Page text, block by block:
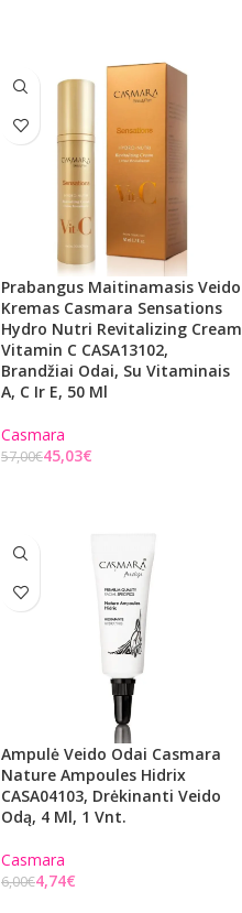
Prabangus Maitinamasis Veido
Kremas Casmara Sensations
Hydro Nutri Revitalizing Cream
Vitamin C CASA13102,
Brandžiai Odai, Su Vitaminais
A, C Ir E, 50 Ml
Casmara
57,00€45,03€
Ampulė Veido Odai Casmara
Nature Ampoules Hidrix
CASA04103, Drėkinanti Veido
Odą, 4 Ml, 1 Vnt.
Casmara
6,00€4,74€